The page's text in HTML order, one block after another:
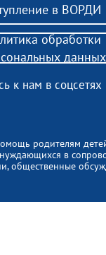
в ВОРДИ
родителям
в
общественные
к нам в соцсетях
обработки
данных